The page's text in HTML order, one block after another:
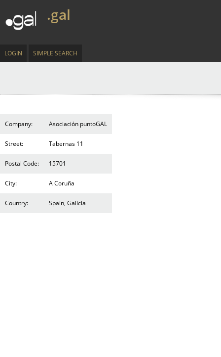
.gal
LOGIN SIMPLE SEARCH
Company: Asociación puntoGAL
Street: Tabernas 11
Postal Code: 15701
City: A Coruña
Country: Spain, Galicia